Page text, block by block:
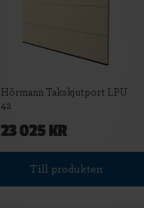
Hörmann Takskjutport LPU
42
23 025 KR
Till produkten